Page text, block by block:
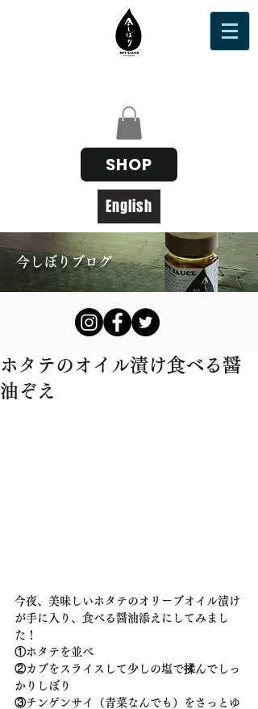
SHOP
English
今しぼりブログ
ホタテのオイル漬け食べる醤
油ぞえ
今夜、美味しいホタテのオリーブオイル漬け
が手に入り、食べる醤油添えにしてみまし
た！
①ホタテを並べ
②カブをスライスして少しの塩で揉んでしっ
かりしぼり
③チンゲンサイ（青菜なんでも）をさっとゆ